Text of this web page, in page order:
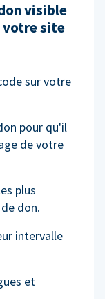
visible
site
sur votre
pour qu'il
de votre
plus
don.
intervalle
et